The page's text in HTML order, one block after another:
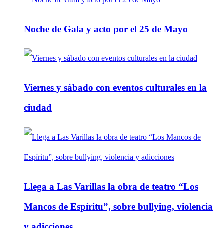
Noche de Gala y acto por el 25 de Mayo
Viernes y sábado con eventos culturales en la
ciudad
Llega a Las Varillas la obra de teatro “Los
Mancos de Espíritu”, sobre bullying, violencia